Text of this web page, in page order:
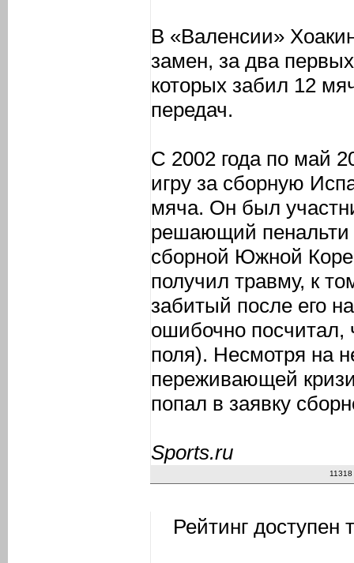
В «Валенсии»
замен, за два
которых забил 12
передач.
С 2002 года по май
игру за сборную
мяча. Он был
решающий пенальти
сборной Южной
получил травму, к
забитый после его
ошибочно посчитал,
поля). Несмотря на
переживающей
попал в заявку
Sports.ru
Рейтинг доступен